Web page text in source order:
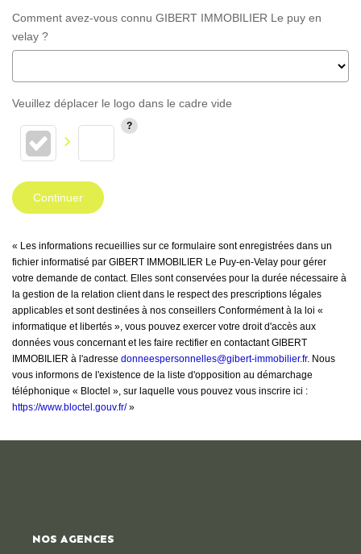
Comment avez-vous connu GIBERT IMMOBILIER Le puy en
velay ?
Veuillez déplacer le logo dans le cadre vide
Continuer
« Les informations recueillies sur ce formulaire sont enregistrées dans un
fichier informatisé par GIBERT IMMOBILIER Le Puy-en-Velay pour gérer
votre demande de contact. Elles sont conservées pour la durée nécessaire à
la gestion de la relation client dans le respect des prescriptions légales
applicables et sont destinées à nos conseillers Conformément à la loi «
informatique et libertés », vous pouvez exercer votre droit d'accès aux
données vous concernant et les faire rectifier en contactant GIBERT
IMMOBILIER à l'adresse donneespersonnelles@gibert-immobilier.fr. Nous
vous informons de l'existence de la liste d'opposition au démarchage
téléphonique « Bloctel », sur laquelle vous pouvez vous inscrire ici :
https://www.bloctel.gouv.fr/»
NOS AGENCES